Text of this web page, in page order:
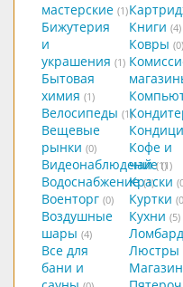
мастерские (1)
Бижутерия
и
украшения (1)
Бытовая
химия (1)
Велосипеды (1)
Вещевые
рынки (0)
Видеонаблюдение (1)
Водоснабжение (1)
Военторг (0)
Воздушные
шары (4)
Все для
бани и
Книги (4)
Ковры (0)
Кофе и
чай (1)
Краски
Куртки
Кухни (5)
Люстры